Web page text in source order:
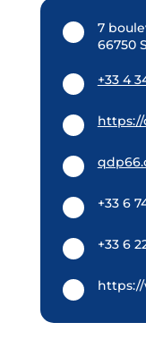
7
66750
+33 4
+33 6
+33 6